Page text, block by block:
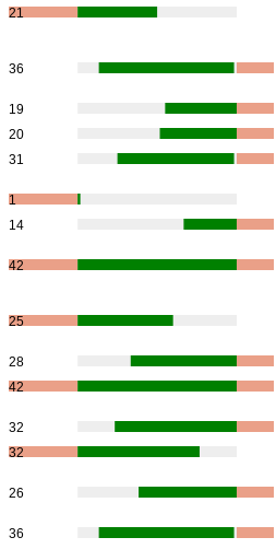
21
36
19
20
31
1
14
42
25
28
42
32
32
26
36